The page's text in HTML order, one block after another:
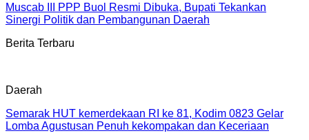
Muscab III PPP Buol Resmi Dibuka, Bupati Tekankan
Sinergi Politik dan Pembangunan Daerah
Berita Terbaru
Daerah
Semarak HUT kemerdekaan RI ke 81, Kodim 0823 Gelar
Lomba Agustusan Penuh kekompakan dan Keceriaan